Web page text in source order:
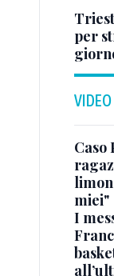
per
VIDEO
Caso
miei"
I